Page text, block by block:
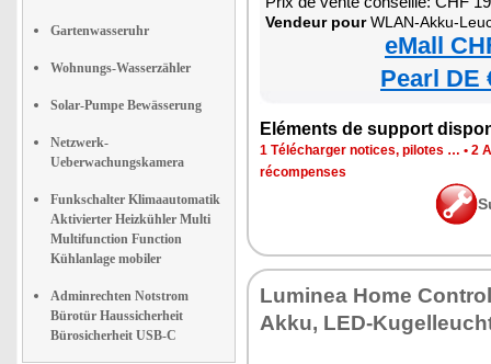
Gartenwasseruhr
Wohnungs-Wasserzähler
Solar-Pumpe Bewässerung
Netzwerk-
Ueberwachungskamera
Funkschalter Klimaautomatik
Aktivierter Heizkühler Multi
Multifunction Function
Kühlanlage mobiler
Adminrechten Notstrom
Bürotür Haussicherheit
Bürosicherheit USB-C
Vendeur pourWLAN-Akku-
eMall
Pearl DE
Eléments de support
1 Télécharger notices, pilotes … • 2
récompenses
Luminea Home
Akku, LED-